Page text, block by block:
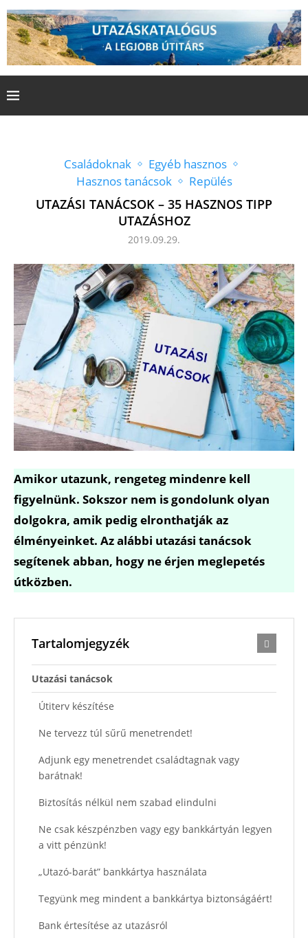
Családoknak
Egyéb hasznos
Hasznos tanácsok
Repülés
UTAZÁSI TANÁCSOK – 35 HASZNOS TIPP
UTAZÁSHOZ
2019.09.29.
Amikor utazunk, rengeteg mindenre kell
figyelnünk. Sokszor nem is gondolunk olyan
dolgokra, amik pedig elronthatják az
élményeinket. Az alábbi utazási tanácsok
segítenek abban, hogy ne érjen meglepetés
útközben.
Tartalomjegyzék
Utazási tanácsok
Útiterv készítése
Ne tervezz túl sűrű menetrendet!
Adjunk egy menetrendet családtagnak vagy
barátnak!
Biztosítás nélkül nem szabad elindulni
Ne csak készpénzben vagy egy bankkártyán legyen
a vitt pénzünk!
„Utazó-barát” bankkártya használata
Tegyünk meg mindent a bankkártya biztonságáért!
Bank értesítése az utazásról